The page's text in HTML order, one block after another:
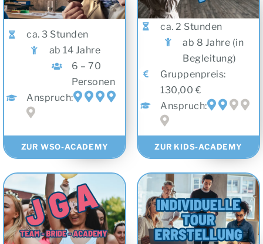
ca. 3 Stunden
ab 14 Jahre
6 – 70
Personen
Anspruch:
ZUR WSO-ACADEMY
ca. 2 Stunden
ab 8 Jahre (in
Begleitung)
Gruppenpreis:
130,00 €
Anspruch:
ZUR KIDS-ACADEMY